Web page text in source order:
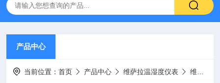
产品中心
当前位置：首页 产品中心 维萨拉温湿度仪表 维萨拉温湿度变送器